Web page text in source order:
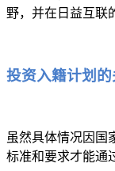
野，并在日益互联
投资入籍计划
虽然具体情况因国
标准和要求才能通